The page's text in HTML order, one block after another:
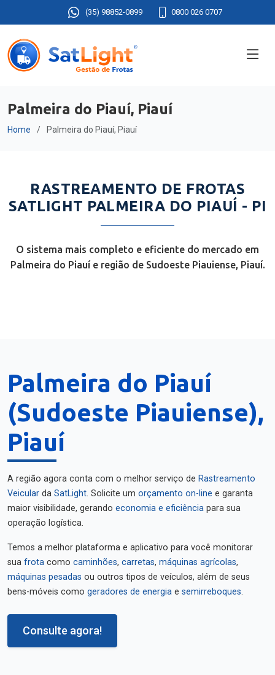
(35) 98852-0899 0800 026 0707
Palmeira do Piauí, Piauí
Home Palmeira do Piauí, Piauí
RASTREAMENTO DE FROTAS
SATLIGHT PALMEIRA DO PIAUÍ - PI
O sistema mais completo e eficiente do mercado em
Palmeira do Piauí e região de Sudoeste Piauiense, Piauí.
Palmeira do Piauí
(Sudoeste Piauiense),
Piauí
A região agora conta com o melhor serviço de Rastreamento
Veicular da SatLight. Solicite um orçamento on-line e garanta
maior visibilidade, gerando economia e eficiência para sua
operação logística.
Temos a melhor plataforma e aplicativo para você monitorar
sua frota como caminhões, carretas, máquinas agrícolas,
máquinas pesadas ou outros tipos de veículos, além de seus
bens-móveis como geradores de energia e semirreboques.
Consulte agora!